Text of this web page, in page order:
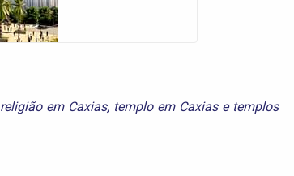
religião em Caxias, templo em Caxiase templos